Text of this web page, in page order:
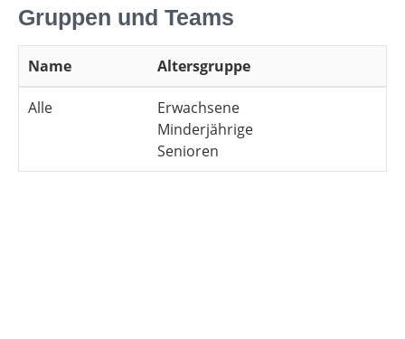
Gruppen und Teams
Name Altersgruppe
Alle
Erwachsene
Minderjährige
Senioren